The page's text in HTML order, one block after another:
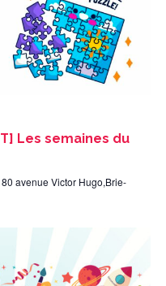
Les semaines du
80 avenue Victor Hugo,Brie-